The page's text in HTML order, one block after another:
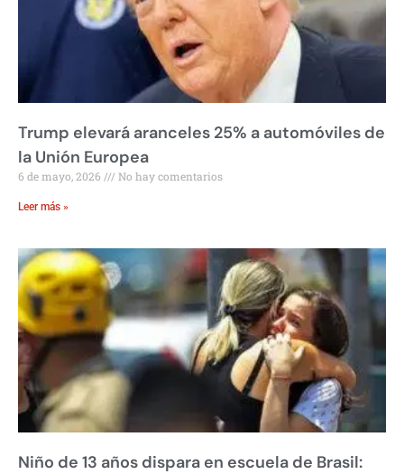
Trump elevará aranceles 25% a automóviles de
la Unión Europea
6 de mayo, 2026 No hay comentarios
Leer más »
Niño de 13 años dispara en escuela de Brasil: